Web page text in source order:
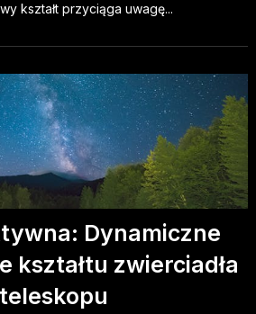
kształt przyciąga uwagę...
Dynamiczne
kształtu zwierciadła
teleskopu